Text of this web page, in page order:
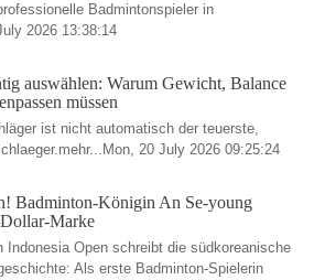
Badmintonspieler in
2026 13:38:14
auswählen: Warum Gewicht, Balance
müssen
ist nicht automatisch der teuerste,
20 July 2026 09:25:24
Badminton-Königin An Se-young
Marke
Indonesia Open schreibt die südkoreanische
Als erste Badminton-Spielerin